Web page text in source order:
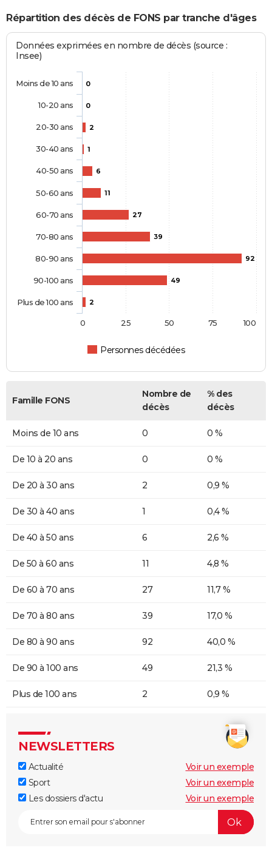
Répartition des décès de FONS par tranche d'âges
Données exprimées en nombre de décès (source :
Insee)
0
0
2
1
6
11
27
39
92
49
2
Personnes décédées
Moins de 10 ans
10-20 ans
20-30 ans
30-40 ans
40-50 ans
50-60 ans
60-70 ans
70-80 ans
80-90 ans
90-100 ans
Plus de 100 ans
0 100
25 50 75
Famille FONS
Nombre de
décès
% des
décès
Moins de 10 ans 0 0 %
De 10 à 20 ans 0 0 %
De 20 à 30 ans 2 0,9 %
De 30 à 40 ans 1 0,4 %
De 40 à 50 ans 6 2,6 %
De 50 à 60 ans 11 4,8 %
De 60 à 70 ans 27 11,7 %
De 70 à 80 ans 39 17,0 %
De 80 à 90 ans 92 40,0 %
De 90 à 100 ans 49 21,3 %
Plus de 100 ans 2 0,9 %
NEWSLETTERS
Actualité
Voir un exemple
Sport
Voir un exemple
Les dossiers d'actu
Voir un exemple